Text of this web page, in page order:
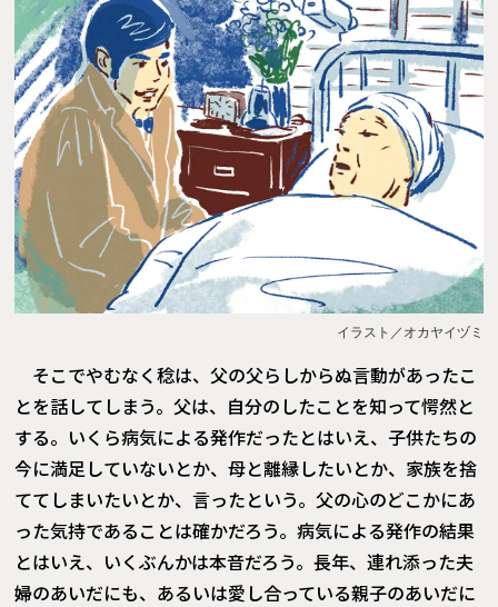
イラスト／オカヤイヅミ
そこでやむなく稔は、父の父らしからぬ言動があったこ
とを話してしまう。父は、自分のしたことを知って愕然と
する。いくら病気による発作だったとはいえ、子供たちの
今に満足していないとか、母と離縁したいとか、家族を捨
ててしまいたいとか、言ったという。父の心のどこかにあ
った気持であることは確かだろう。病気による発作の結果
とはいえ、いくぶんかは本音だろう。長年、連れ添った夫
婦のあいだにも、あるいは愛し合っている親子のあいだに